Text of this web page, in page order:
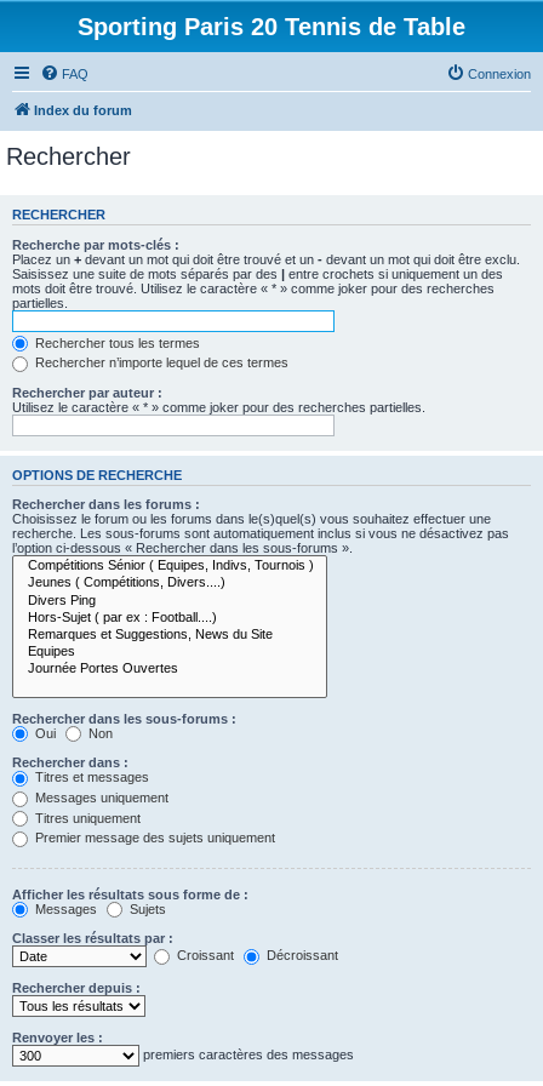
Sporting Paris 20 Tennis de Table
FAQ Connexion
Index du forum
Rechercher
RECHERCHER
Recherche par mots-clés :
Placez un + devant un mot qui doit être trouvé et un - devant un mot qui doit être exclu.
Saisissez une suite de mots séparés par des | entre crochets si uniquement un des
mots doit être trouvé. Utilisez le caractère « * » comme joker pour des recherches
partielles.
Rechercher tous les termes
Rechercher n’importe lequel de ces termes
Rechercher par auteur :
Utilisez le caractère « * » comme joker pour des recherches partielles.
OPTIONS DE RECHERCHE
Rechercher dans les forums :
Choisissez le forum ou les forums dans le(s)quel(s) vous souhaitez effectuer une
recherche. Les sous-forums sont automatiquement inclus si vous ne désactivez pas
l’option ci-dessous « Rechercher dans les sous-forums ».
Rechercher dans les sous-forums :
Oui
Non
Rechercher dans :
Titres et messages
Messages uniquement
Titres uniquement
Premier message des sujets uniquement
Afficher les résultats sous forme de :
Messages
Sujets
Classer les résultats par :
Croissant
Décroissant
Rechercher depuis :
Renvoyer les :
premiers caractères des messages